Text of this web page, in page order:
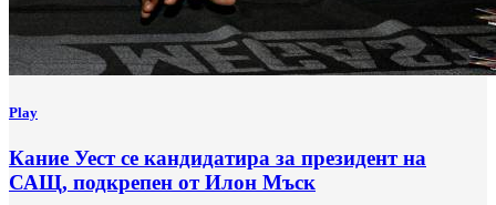
Play
Кание Уест се кандидатира за президент на
САЩ, подкрепен от Илон Мъск